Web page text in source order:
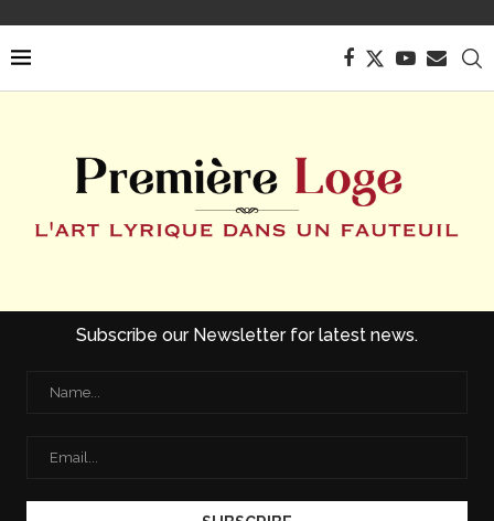
Subscribe our Newsletter for latest news.